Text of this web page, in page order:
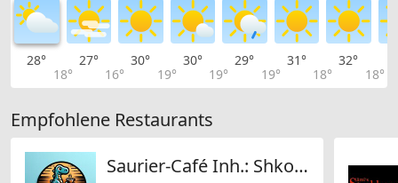
28°
18°
27°
16°
30°
19°
30°
19°
29°
19°
31°
18°
32°
18°
Empfohlene Restaurants
Saurier-Café Inh.: Shkodra